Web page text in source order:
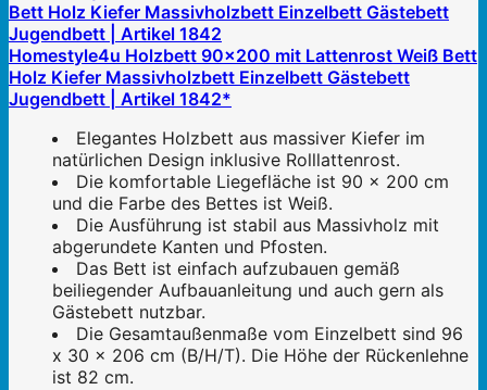
Homestyle4u Holzbett 90x200 mit Lattenrost Weiß Bett
Holz Kiefer Massivholzbett Einzelbett Gästebett
Jugendbett | Artikel 1842*
Elegantes Holzbett aus massiver Kiefer im
natürlichen Design inklusive Rolllattenrost.
Die komfortable Liegefläche ist 90 x 200 cm
und die Farbe des Bettes ist Weiß.
Die Ausführung ist stabil aus Massivholz mit
abgerundete Kanten und Pfosten.
Das Bett ist einfach aufzubauen gemäß
beiliegender Aufbauanleitung und auch gern als
Gästebett nutzbar.
Die Gesamtaußenmaße vom Einzelbett sind 96
x 30 x 206 cm (B/H/T). Die Höhe der Rückenlehne
ist 82 cm.